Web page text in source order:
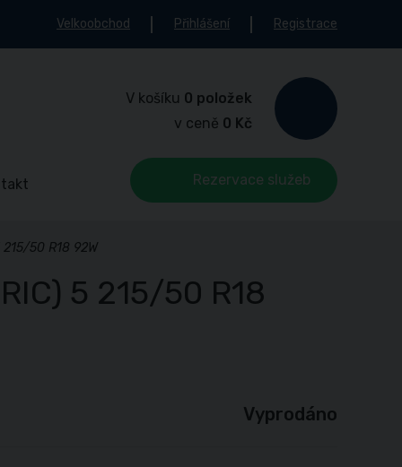
Velkoobchod Přihlášení Registrace
V košíku 0 položek
v ceně 0 Kč
Rezervace služeb
215/50 R18 92W
5 215/50 R18
Vyprodáno